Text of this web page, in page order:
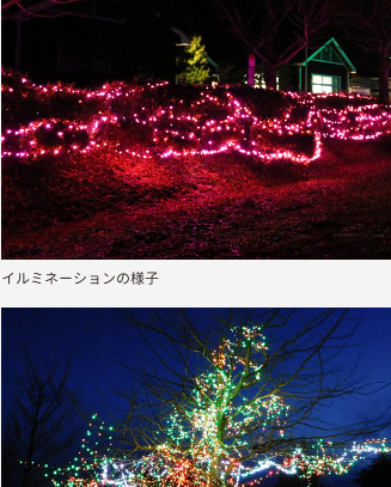
イルミネーションの様子